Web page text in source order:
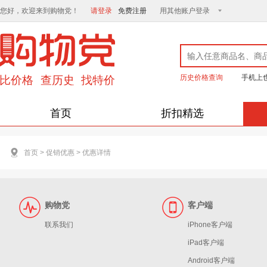
您好，欢迎来到购物党！ 请登录 免费注册 用其他账户登录
历史价格查询 手机上
首页 折扣精选
首页 > 促销优惠 > 优惠详情
购物党
联系我们
客户端
iPhone客户端
iPad客户端
Android客户端